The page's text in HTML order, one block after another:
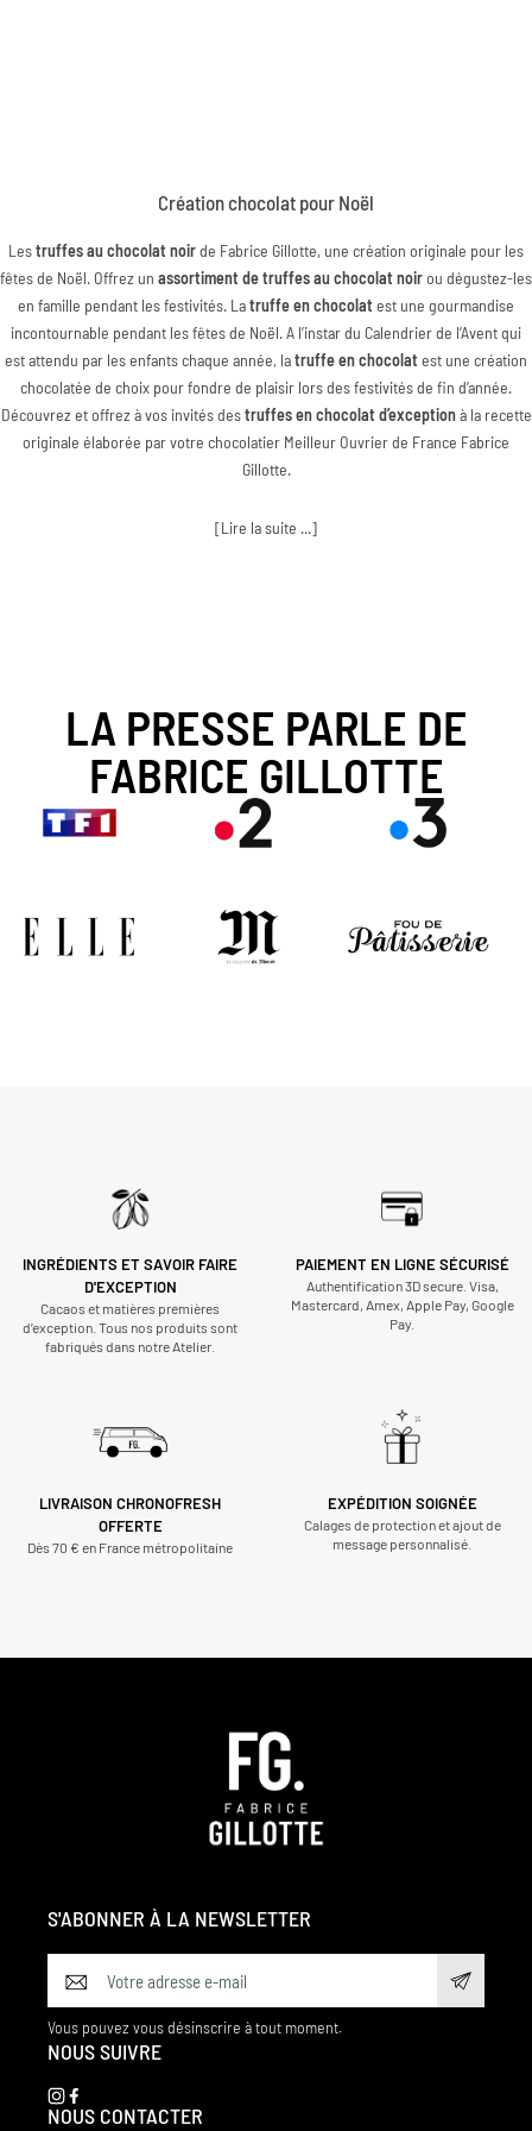
Création chocolat pour Noël
Lestruffes au chocolat noirde Fabrice Gillotte, une création originale pour les
fêtes de Noël. Offrez un assortiment de truffes au chocolat noirou dégustez-les
en famille pendant les festivités. Latruffe en chocolatest une gourmandise
incontournable pendant les fêtes de Noël. A l’instar du Calendrier de l’Avent qui
est attendu par les enfants chaque année, latruffe en chocolatest une création
chocolatée de choix pour fondre de plaisir lors des festivités de fin d’année.
Découvrez et offrez à vos invités destruffes en chocolat d’exceptionà la recette
originale élaborée par votre chocolatier Meilleur Ouvrier de France Fabrice
Gillotte.
[Lire la suite ...]
LA PRESSE PARLE DE
FABRICE GILLOTTE
INGRÉDIENTS ET SAVOIR FAIRE
D'EXCEPTION
Cacaos et matières premières
d’exception. Tous nos produits sont
fabriqués dans notre Atelier.
PAIEMENT EN LIGNE SÉCURISÉ
Authentification 3D secure. Visa,
Mastercard, Amex, Apple Pay, Google
Pay.
LIVRAISON CHRONOFRESH
OFFERTE
Dès 70 € en France métropolitaine
EXPÉDITION SOIGNÉE
Calages de protection et ajout de
message personnalisé.
S'ABONNER À LA NEWSLETTER
Vous pouvez vous désinscrire à tout moment.
NOUS SUIVRE
NOUS CONTACTER